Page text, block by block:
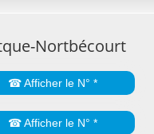
Nortbécourt
☎ Afficher le N° *
☎ Afficher le N° *